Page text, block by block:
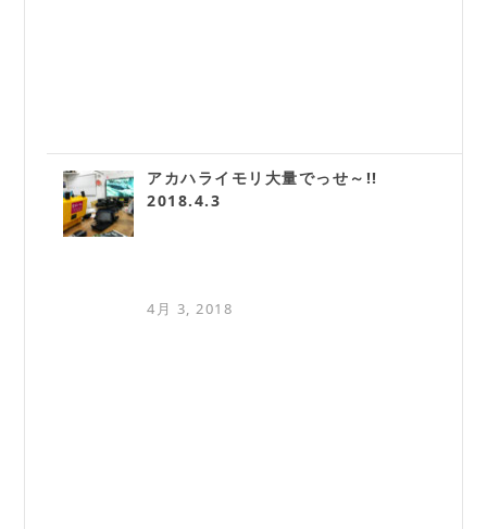
アカハライモリ大量でっせ～!!
2018.4.3
4月 3, 2018